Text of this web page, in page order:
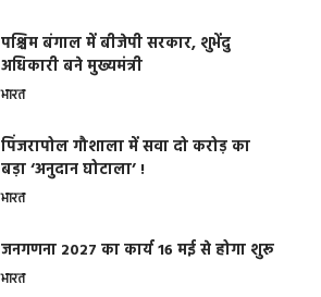
पश्चिम बंगाल में बीजेपी सरकार, शुभेंदु
अधिकारी बने मुख्यमंत्री
भारत
​पिंजरापोल गौशाला में सवा दो करोड़ का
बड़ा ‘अनुदान घोटाला’ !
भारत
जनगणना 2027 का कार्य 16 मई से होगा शुरू
भारत